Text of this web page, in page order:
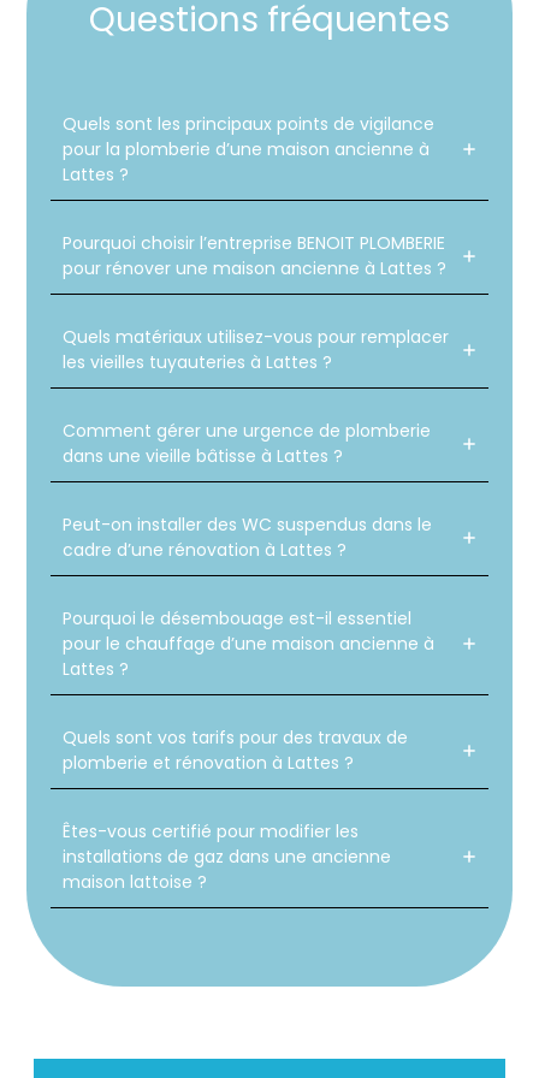
Questions fréquentes
Quels sont les principaux points de vigilance
pour la plomberie d’une maison ancienne à
Lattes ?
Pourquoi choisir l’entreprise BENOIT PLOMBERIE
pour rénover une maison ancienne à Lattes ?
Quels matériaux utilisez-vous pour remplacer
les vieilles tuyauteries à Lattes ?
Comment gérer une urgence de plomberie
dans une vieille bâtisse à Lattes ?
Peut-on installer des WC suspendus dans le
cadre d’une rénovation à Lattes ?
Pourquoi le désembouage est-il essentiel
pour le chauffage d’une maison ancienne à
Lattes ?
Quels sont vos tarifs pour des travaux de
plomberie et rénovation à Lattes ?
Êtes-vous certifié pour modifier les
installations de gaz dans une ancienne
maison lattoise ?